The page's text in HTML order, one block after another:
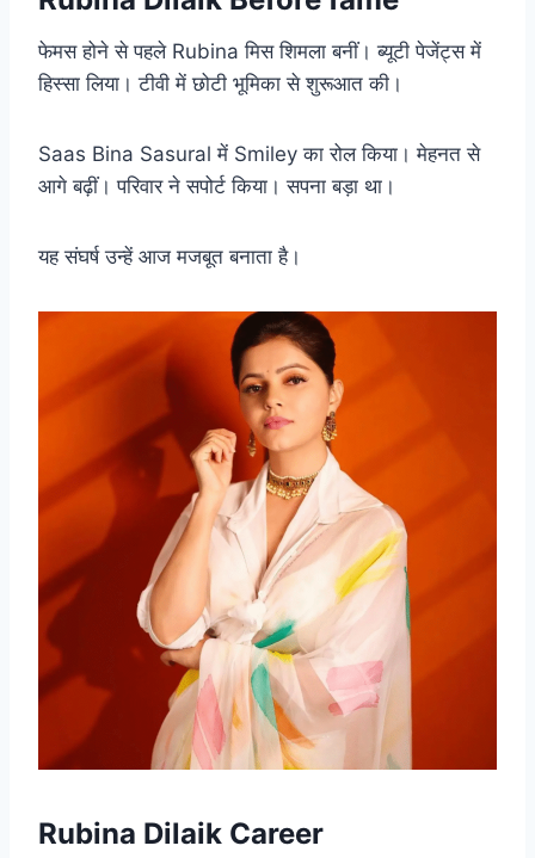
फेमस होने से पहले Rubina मिस शिमला बनीं। ब्यूटी पेजेंट्स में
हिस्सा लिया। टीवी में छोटी भूमिका से शुरूआत की।
Saas Bina Sasural में Smiley का रोल किया। मेहनत से
आगे बढ़ीं। परिवार ने सपोर्ट किया। सपना बड़ा था।
यह संघर्ष उन्हें आज मजबूत बनाता है।
Rubina Dilaik Career